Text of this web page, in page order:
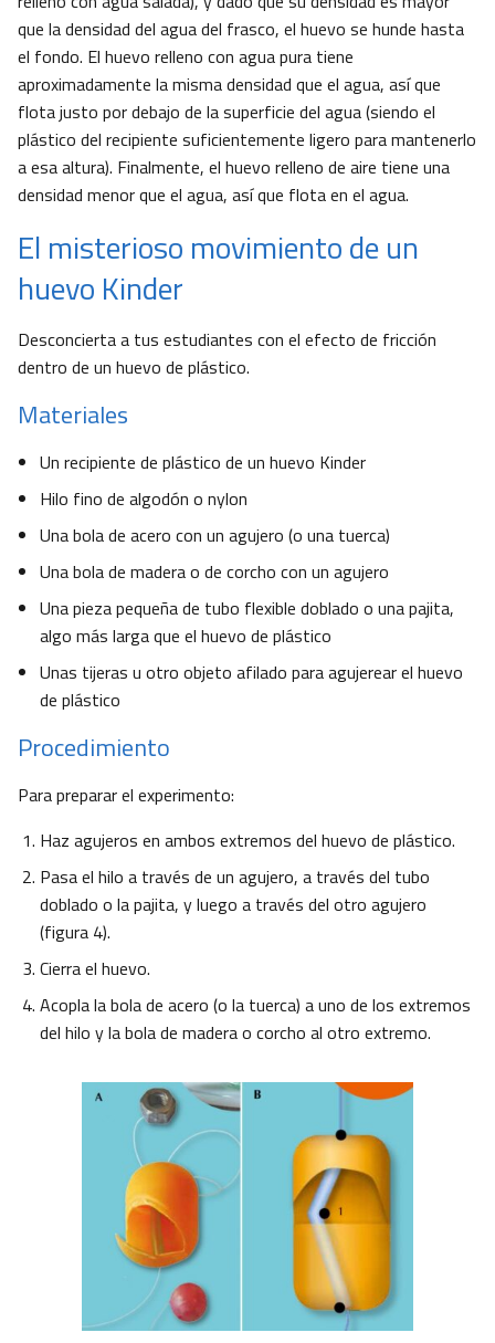
que la densidad del agua del frasco, el huevo se hunde hasta
el fondo. El huevo relleno con agua pura tiene
aproximadamente la misma densidad que el agua, así que
flota justo por debajo de la superficie del agua (siendo el
plástico del recipiente suficientemente ligero para mantenerlo
a esa altura). Finalmente, el huevo relleno de aire tiene una
densidad menor que el agua, así que flota en el agua.
El misterioso movimiento de un
huevo Kinder
Desconcierta a tus estudiantes con el efecto de fricción
dentro de un huevo de plástico.
Materiales
Un recipiente de plástico de un huevo Kinder
Hilo fino de algodón o nylon
Una bola de acero con un agujero (o una tuerca)
Una bola de madera o de corcho con un agujero
Una pieza pequeña de tubo flexible doblado o una pajita,
algo más larga que el huevo de plástico
Unas tijeras u otro objeto afilado para agujerear el huevo
de plástico
Procedimiento
Para preparar el experimento:
Haz agujeros en ambos extremos del huevo de plástico.
Pasa el hilo a través de un agujero, a través del tubo
doblado o la pajita, y luego a través del otro agujero
(figura 4).
Cierra el huevo.
Acopla la bola de acero (o la tuerca) a uno de los extremos
del hilo y la bola de madera o corcho al otro extremo.